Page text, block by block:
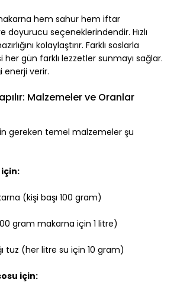
hem sahur hem iftar
doyurucu seçeneklerindendir. Hızlı
kolaylaştırır. Farklı soslarla
gün farklı lezzetler sunmayı sağlar.
enerji verir.
Malzemeler ve Oranlar
gereken temel malzemeler şu
(kişi başı 100 gram)
gram makarna için 1 litre)
tuz (her litre su için 10 gram)
için: